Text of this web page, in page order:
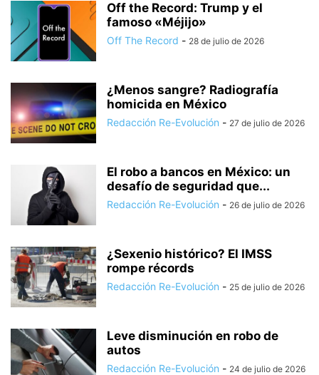
Off the Record: Trump y el
famoso «Méjijo»
Off The Record - 28 de julio de 2026
¿Menos sangre? Radiografía
homicida en México
Redacción Re-Evolución - 27 de julio de 2026
El robo a bancos en México: un
desafío de seguridad que...
Redacción Re-Evolución - 26 de julio de 2026
¿Sexenio histórico? El IMSS
rompe récords
Redacción Re-Evolución - 25 de julio de 2026
Leve disminución en robo de
autos
Redacción Re-Evolución - 24 de julio de 2026